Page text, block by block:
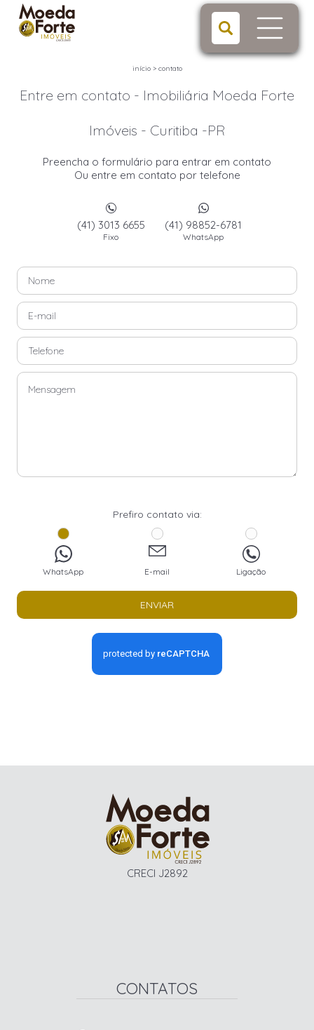
início> contato
Entre em contato - Imobiliária Moeda Forte
Imóveis - Curitiba -PR
Preencha o formulário para entrar em contato
Ou entre em contato por telefone
(41) 3013 6655
Fixo
(41) 98852-6781
WhatsApp
Prefiro contato via:
WhatsApp E-mail Ligação
ENVIAR
CRECI J2892
CONTATOS